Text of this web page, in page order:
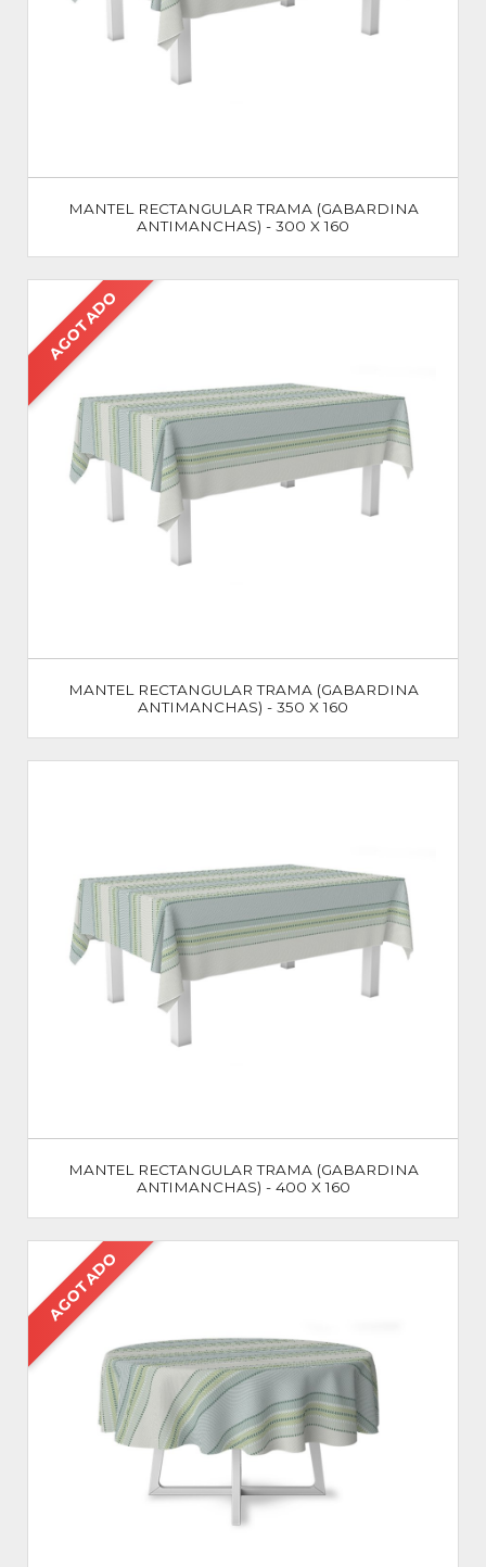
MANTEL RECTANGULAR TRAMA (GABARDINA
ANTIMANCHAS) - 300 X 160
AGOTADO
MANTEL RECTANGULAR TRAMA (GABARDINA
ANTIMANCHAS) - 350 X 160
MANTEL RECTANGULAR TRAMA (GABARDINA
ANTIMANCHAS) - 400 X 160
AGOTADO